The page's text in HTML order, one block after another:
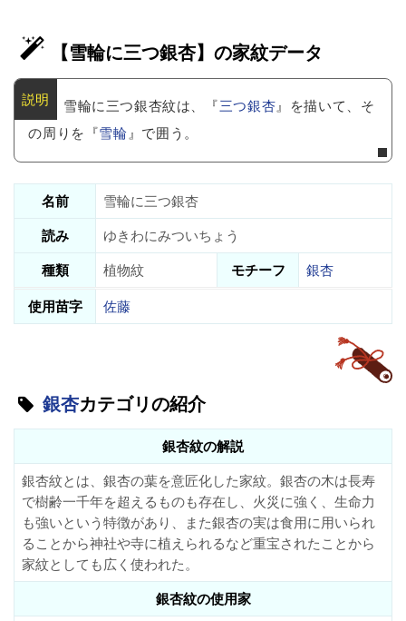
【雪輪に三つ銀杏】の家紋データ
雪輪に三つ銀杏紋は、『三つ銀杏』を描いて、そ
の周りを『雪輪』で囲う。
名前
雪輪に三つ銀杏
読み
ゆきわにみついちょう
種類
植物紋 モチーフ
銀杏
使用苗字
佐藤
銀杏カテゴリの紹介
銀杏紋の解説
銀杏紋とは、銀杏の葉を意匠化した家紋。銀杏の木は長寿
で樹齢一千年を超えるものも存在し、火災に強く、生命力
も強いという特徴があり、また銀杏の実は食用に用いられ
ることから神社や寺に植えられるなど重宝されたことから
家紋としても広く使われた。
銀杏紋の使用家